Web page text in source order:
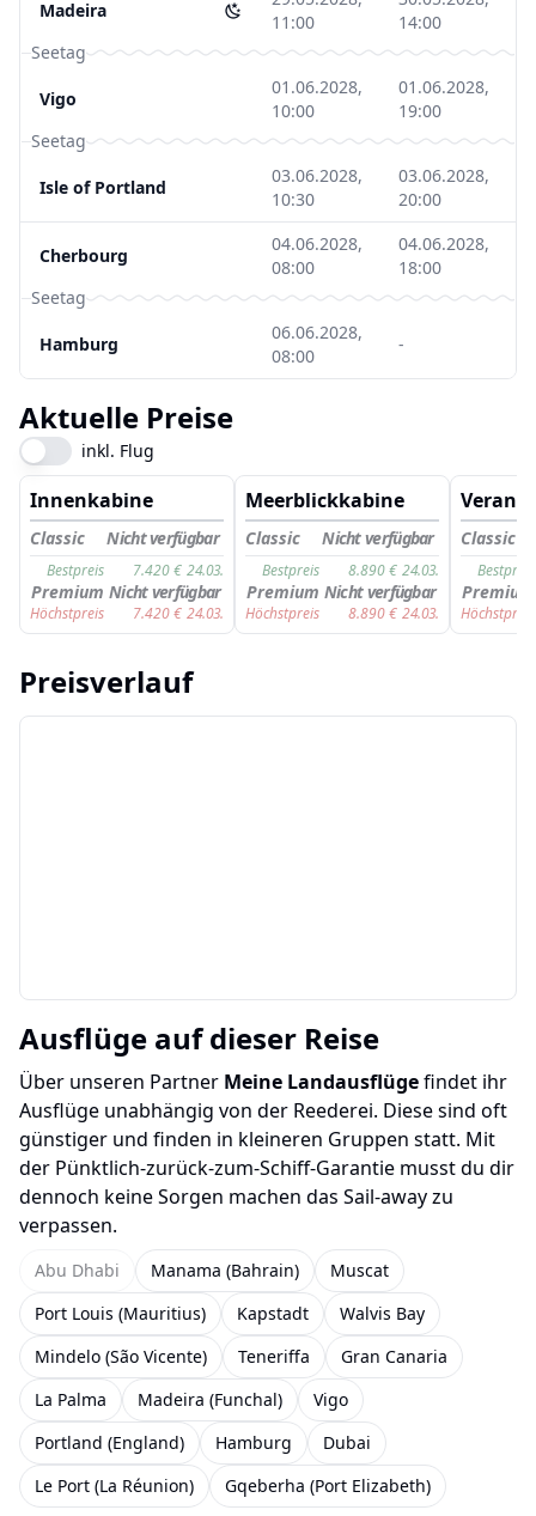
Madeira
11:00
14:00
Seetag
Vigo
01.06.2028,
10:00
01.06.2028,
19:00
Seetag
Isle of Portland
03.06.2028,
10:30
03.06.2028,
20:00
Cherbourg
04.06.2028,
08:00
04.06.2028,
18:00
Seetag
Hamburg
06.06.2028,
08:00
-
Aktuelle Preise
inkl. Flug
Innenkabine
Classic Nicht verfügbar
Bestpreis 7.420€ 24.03.
Premium Nicht verfügbar
Höchstpreis 7.420€ 24.03.
Meerblickkabine
Classic Nicht verfügbar
Bestpreis 8.890€ 24.03.
Premium Nicht verfügbar
Höchstpreis 8.890€ 24.03.
Classic
Bestpreis
Premium
Höchstpreis
Preisverlauf
Ausflüge auf dieser Reise
Über unseren Partner Meine Landausflügefindet ihr
Ausflüge unabhängig von der Reederei. Diese sind oft
günstiger und finden in kleineren Gruppen statt. Mit
der Pünktlich-zurück-zum-Schiff-Garantie musst du dir
dennoch keine Sorgen machen das Sail-away zu
verpassen.
Abu Dhabi Manama (Bahrain)
Muscat
Port Louis (Mauritius)
Kapstadt
Walvis Bay
Mindelo (São Vicente)
Teneriffa
Gran Canaria
La Palma
Madeira (Funchal)
Vigo
Portland (England)
Hamburg
Dubai
Le Port (La Réunion)
Gqeberha (Port Elizabeth)